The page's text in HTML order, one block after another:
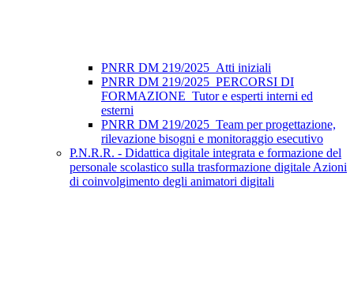
PNRR DM 219/2025_Atti iniziali
PNRR DM 219/2025_PERCORSI DI
FORMAZIONE_Tutor e esperti interni ed
esterni
PNRR DM 219/2025_Team per progettazione,
rilevazione bisogni e monitoraggio esecutivo
P.N.R.R. - Didattica digitale integrata e formazione del
personale scolastico sulla trasformazione digitale Azioni
di coinvolgimento degli animatori digitali